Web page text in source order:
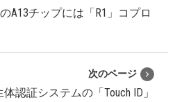
A13チップには「R1」コプロ
次のページ
体認証システムの「Touch ID」